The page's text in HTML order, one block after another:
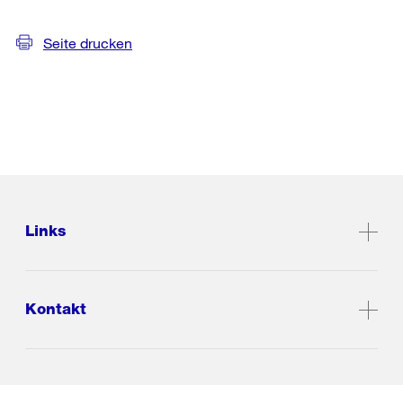
Seite drucken
Links
Kontakt